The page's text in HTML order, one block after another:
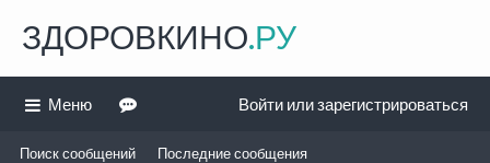
ЗДОРОВКИНО.РУ
Меню
Поиск сообщений Последние сообщения
Войти или зарегистрироваться